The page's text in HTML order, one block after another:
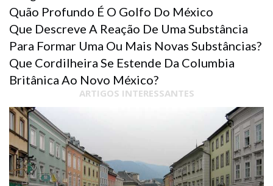
Quão Profundo É O Golfo Do México
Que Descreve A Reação De Uma Substância
Para Formar Uma Ou Mais Novas Substâncias?
Que Cordilheira Se Estende Da Columbia
Britânica Ao Novo México?
ARTIGOS INTERESSANTES